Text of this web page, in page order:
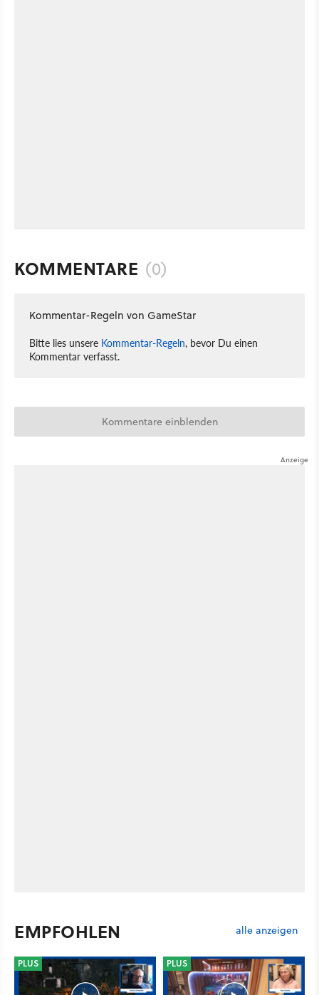
KOMMENTARE (0)
Kommentar-Regeln von GameStar
Bitte lies unsere Kommentar-Regeln, bevor Du einen
Kommentar verfasst.
Kommentare einblenden
EMPFOHLEN alle anzeigen
PLUS PLUS